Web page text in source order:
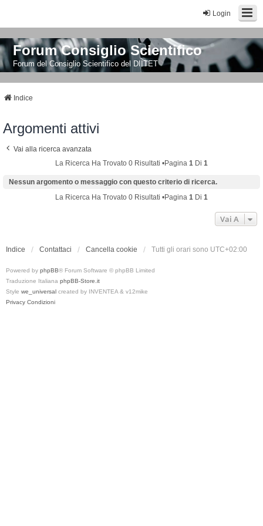
Login
Forum Consiglio Scientifico
Forum del Consiglio Scientifico del DIITET
Indice
Argomenti attivi
Vai alla ricerca avanzata
La Ricerca Ha Trovato 0 Risultati •Pagina 1 Di 1
Nessun argomento o messaggio con questo criterio di ricerca.
La Ricerca Ha Trovato 0 Risultati •Pagina 1 Di 1
Vai A
Indice Contattaci Cancella cookie Tutti gli orari sono UTC+02:00
Powered by phpBB® Forum Software © phpBB Limited
Traduzione Italiana phpBB-Store.it
Style we_universal created by INVENTEA & v12mike
Privacy Condizioni